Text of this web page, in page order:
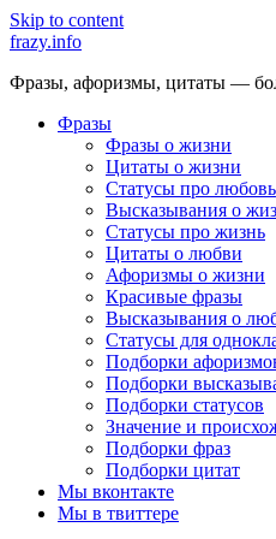
Skip to content
frazy.info
Фразы, афоризмы, цитаты —
Фразы
Фразы о жизни
Цитаты о жизни
Статусы про любовь
Высказывания о
Статусы про жизнь
Цитаты о любви
Афоризмы о жизни
Красивые фразы
Высказывания о
Статусы для
Подборки
Подборки
Подборки статусов
Значение и
Подборки фраз
Подборки цитат
Мы вконтакте
Мы в твиттере